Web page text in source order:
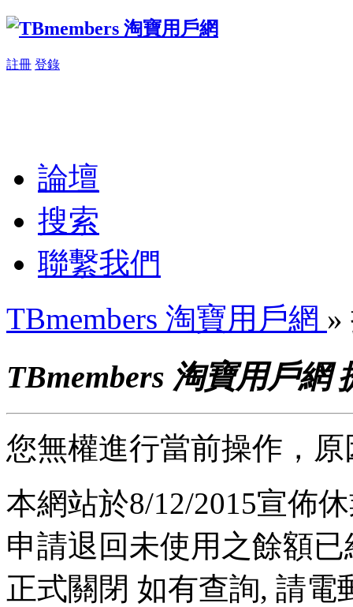
註冊 登錄
論壇
搜索
聯繫我們
TBmembers 淘寶用戶網 »
TBmembers 淘寶用戶網
您無權進行當前操作，
本網站於8/12/2015宣佈
申請退回未使用之餘額
正式關閉 如有查詢, 請電